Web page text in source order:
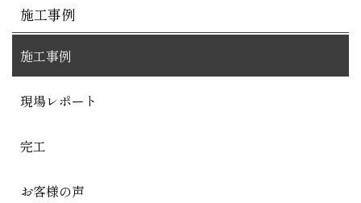
施工事例
施工事例
現場レポート
完工
お客様の声